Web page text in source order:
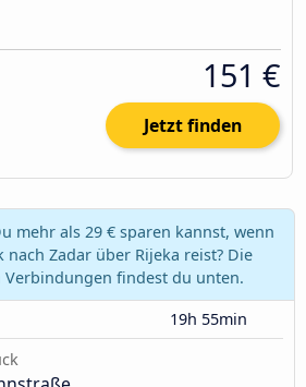
151 €
Jetzt finden
mehr als 29 € sparen kannst, wenn
Zadar über Rijeka reist? Die
Verbindungen findest du unten.
19h 55min